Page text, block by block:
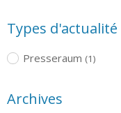
Types d'actualité
Presseraum (1)
Archives